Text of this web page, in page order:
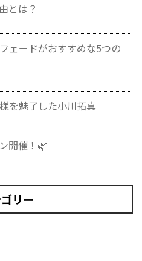
とは？
ェードがおすすめな5つの
を魅了した小川拓真
開催！🌿
リー